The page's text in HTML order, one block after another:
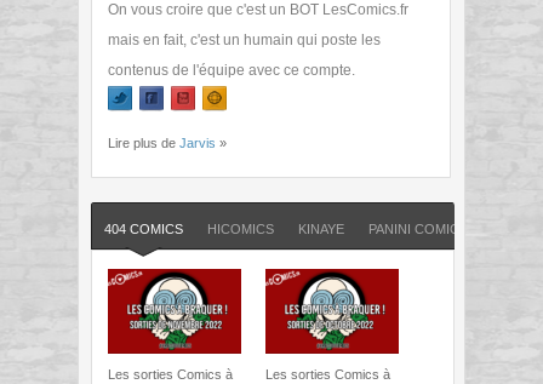
On vous croire que c'est un BOT LesComics.fr
mais en fait, c'est un humain qui poste les
contenus de l'équipe avec ce compte.
Lire plus de Jarvis »
404 COMICS HICOMICS KINAYE PANINI COMICS FRANCE
Les sorties Comics à
Les sorties Comics à